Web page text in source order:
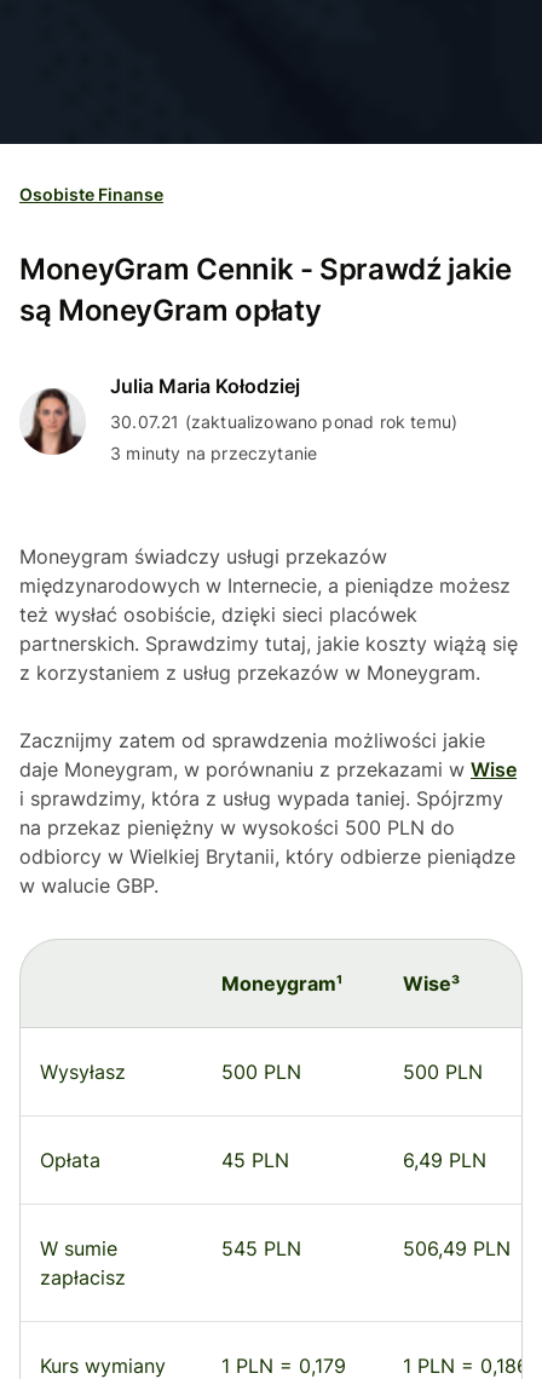
Osobiste Finanse
MoneyGram Cennik - Sprawdź jakie
są MoneyGram opłaty
Julia Maria Kołodziej
30.07.21 (zaktualizowano ponad rok temu)
3 minuty na przeczytanie
Moneygram świadczy usługi przekazów
międzynarodowych w Internecie, a pieniądze możesz
też wysłać osobiście, dzięki sieci placówek
partnerskich. Sprawdzimy tutaj, jakie koszty wiążą się
z korzystaniem z usług przekazów w Moneygram.
Zacznijmy zatem od sprawdzenia możliwości jakie
daje Moneygram, w porównaniu z przekazami w Wise
i sprawdzimy, która z usług wypada taniej. Spójrzmy
na przekaz pieniężny w wysokości 500 PLN do
odbiorcy w Wielkiej Brytanii, który odbierze pieniądze
w walucie GBP.
Moneygram¹ Wise³
Wysyłasz 500 PLN 500 PLN
Opłata 45 PLN 6,49 PLN
W sumie
zapłacisz
545 PLN 506,49 PLN
Kurs wymiany
1 PLN = 0,179
1 PLN = 0,186